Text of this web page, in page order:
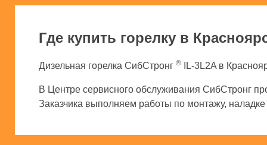
Где купить горелку в
Дизельная горелка СибСтронг ® IL-3L2A в
В Центре сервисного обслуживания СибСтронг
Заказчика выполняем работы по монтажу, наладке